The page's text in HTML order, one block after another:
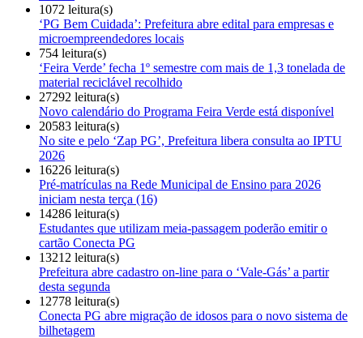
1072 leitura(s)
‘PG Bem Cuidada’: Prefeitura abre edital para empresas e
microempreendedores locais
754 leitura(s)
‘Feira Verde’ fecha 1º semestre com mais de 1,3 tonelada de
material reciclável recolhido
27292 leitura(s)
Novo calendário do Programa Feira Verde está disponível
20583 leitura(s)
No site e pelo ‘Zap PG’, Prefeitura libera consulta ao IPTU
2026
16226 leitura(s)
Pré-matrículas na Rede Municipal de Ensino para 2026
iniciam nesta terça (16)
14286 leitura(s)
Estudantes que utilizam meia-passagem poderão emitir o
cartão Conecta PG
13212 leitura(s)
Prefeitura abre cadastro on-line para o ‘Vale-Gás’ a partir
desta segunda
12778 leitura(s)
Conecta PG abre migração de idosos para o novo sistema de
bilhetagem